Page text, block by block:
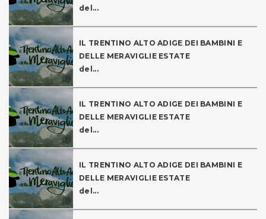
del...
IL TRENTINO ALTO ADIGE DEI BAMBINI E
DELLE MERAVIGLIE ESTATE
del...
IL TRENTINO ALTO ADIGE DEI BAMBINI E
DELLE MERAVIGLIE ESTATE
del...
IL TRENTINO ALTO ADIGE DEI BAMBINI E
DELLE MERAVIGLIE ESTATE
del...